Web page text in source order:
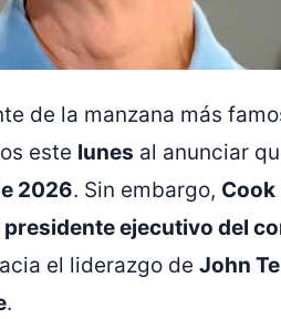
de la manzana más
este lunes al anunciar
2026. Sin embargo, Cook
presidente ejecutivo del
el liderazgo de John
.